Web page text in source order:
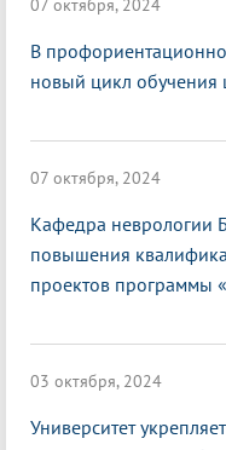
07 октября, 2024
В
новый цикл обучения
07 октября, 2024
Кафедра неврологии
повышения
проектов программы
03 октября, 2024
Университет